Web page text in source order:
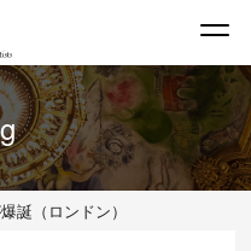
誕（ロンドン）